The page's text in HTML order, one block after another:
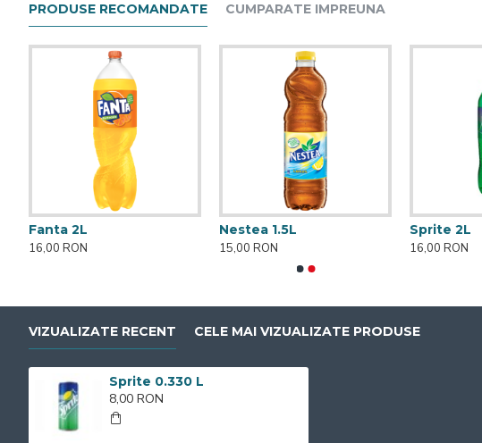
PRODUSE RECOMANDATE CUMPARATE IMPREUNA
Fanta 2L
16,00 RON
Nestea 1.5L
15,00 RON
Sprite 2L
16,00 RON
Apa minerala 1.5L
7,00 RON
Apa plata 2L
8,00 RON
Birra
8,00 RON
VIZUALIZATE RECENT CELE MAI VIZUALIZATE PRODUSE
Sprite 0.330 L
8,00 RON